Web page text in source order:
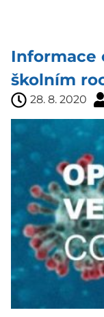
Informace
školním
28. 8. 2020